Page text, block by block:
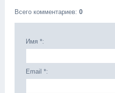
Всего комментариев: 0
Имя *:
Email *: